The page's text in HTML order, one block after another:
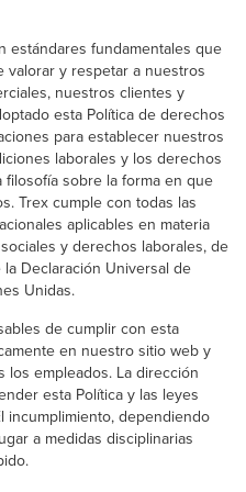
estándares fundamentales que
valorar y respetar a nuestros
nuestros clientes y
esta Política de derechos
para establecer nuestros
laborales y los derechos
filosofía sobre la forma en que
Trex cumple con todas las
aplicables en materia
y derechos laborales, de
Declaración Universal de
Unidas.
de cumplir con esta
en nuestro sitio web y
los empleados. La dirección
esta Política y las leyes
incumplimiento, dependiendo
a medidas disciplinarias